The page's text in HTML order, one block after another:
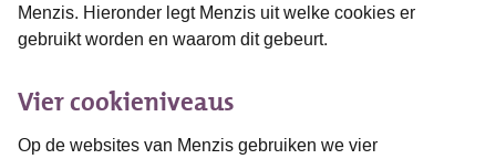
Menzis. Hieronder legt Menzis uit welke cookies er
gebruikt worden en waarom dit gebeurt.
Vier cookieniveaus
Op de websites van Menzis gebruiken we vier